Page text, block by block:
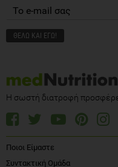
Η σωστή διατροφή
Ποιοι Είμαστε
Συντακτική Ομάδα